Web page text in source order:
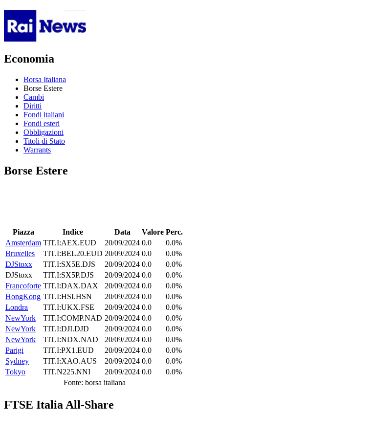
Economia
Borsa Italiana
Borse Estere
Cambi
Diritti
Fondi italiani
Fondi esteri
Obbligazioni
Titoli di Stato
Warrants
Borse Estere
Piazza Indice Data Valore Perc.
Amsterdam TIT.I:AEX.EUD 20/09/2024 0.0
0.0%
Bruxelles
TIT.I:BEL20.EUD 20/09/2024 0.0
0.0%
DJStoxx
TIT.I:SX5E.DJS 20/09/2024 0.0
0.0%
DJStoxx
TIT.I:SX5P.DJS 20/09/2024 0.0
0.0%
Francoforte TIT.I:DAX.DAX 20/09/2024 0.0
0.0%
HongKong TIT.I:HSI.HSN 20/09/2024 0.0
0.0%
Londra
TIT.I:UKX.FSE 20/09/2024 0.0
0.0%
NewYork
TIT.I:COMP.NAD 20/09/2024 0.0
0.0%
NewYork
TIT.I:DJI.DJD 20/09/2024 0.0
0.0%
NewYork
TIT.I:NDX.NAD 20/09/2024 0.0
0.0%
Parigi
TIT.I:PX1.EUD 20/09/2024 0.0
0.0%
Sydney
TIT.I:XAO.AUS 20/09/2024 0.0
0.0%
Tokyo
TIT.N225.NNI 20/09/2024 0.0
0.0%
Fonte: borsa italiana
FTSE Italia All-Share